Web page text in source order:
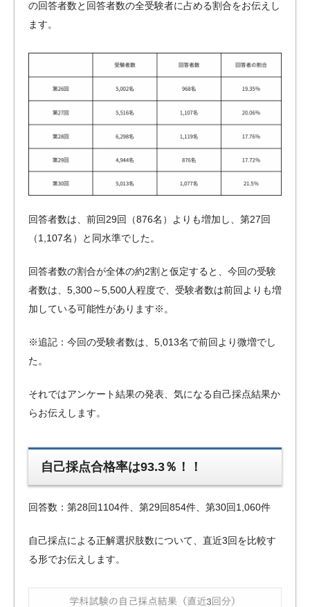
の回答者数と回答者数の全受験者に占める割合をお伝えし
ます。
回答者数は、前回29回（876名）よりも増加し、第27回
（1,107名）と同水準でした。
回答者数の割合が全体の約2割と仮定すると、今回の受験
者数は、5,300～5,500人程度で、受験者数は前回よりも増
加している可能性があります※。
※追記：今回の受験者数は、5,013名で前回より微増でし
た。
それではアンケート結果の発表、気になる自己採点結果か
らお伝えします。
自己採点合格率は93.3％！！
回答数：第28回1104件、第29回854件、第30回1,060件
自己採点による正解選択肢数について、直近3回を比較す
る形でお伝えします。